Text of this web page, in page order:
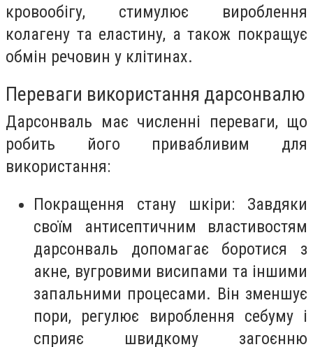
кровообігу, стимулює вироблення
колагену та еластину, а також покращує
обмін речовин у клітинах.
Переваги використання дарсонвалю
Дарсонваль має численні переваги, що
робить його привабливим для
використання:
Покращення стану шкіри: Завдяки
своїм антисептичним властивостям
дарсонваль допомагає боротися з
акне, вугровими висипами та іншими
запальними процесами. Він зменшує
пори, регулює вироблення себуму і
сприяє швидкому загоєнню